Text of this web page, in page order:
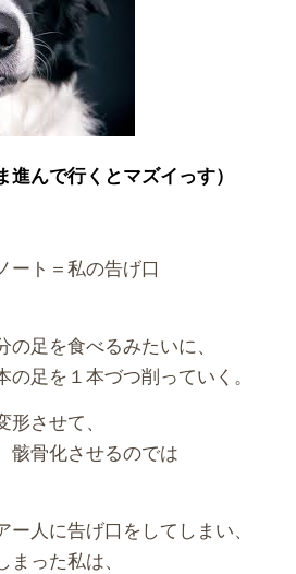
進んで行くとマズイっす）
ート＝私の告げ口
足を食べるみたいに、
足を１本づつ削っていく。
させて、
骸骨化させるのでは
人に告げ口をしてしまい、
った私は、